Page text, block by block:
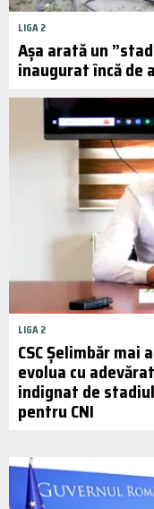
LIGA 2
Așa arată un
inaugurat încă de
LIGA 2
CSC Șelimbăr
evolua cu
indignat de
pentru CNI